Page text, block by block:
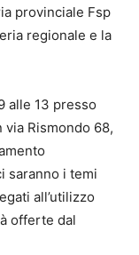
provinciale Fsp
regionale e la
alle 13 presso
via Rismondo 68,
saranno i temi
all’utilizzo
offerte dal